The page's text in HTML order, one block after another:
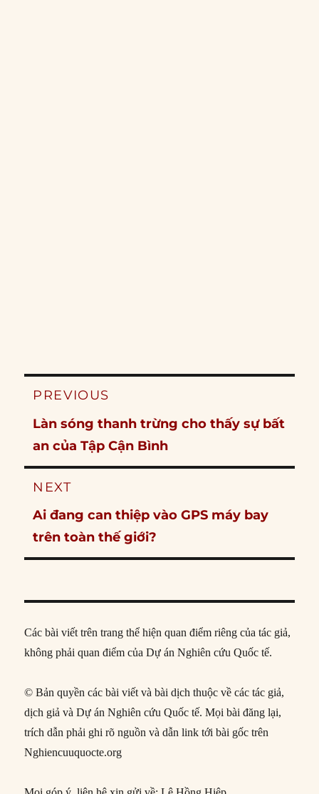
Post
PREVIOUS
Previous
post:
Làn sóng thanh trừng cho thấy sự bất
an của Tập Cận Bình
NEXT
Next
post:
Ai đang can thiệp vào GPS máy bay
trên toàn thế giới?
Các bài viết trên trang thể hiện quan điểm riêng của tác giả,
không phải quan điểm của Dự án Nghiên cứu Quốc tế.
© Bản quyền các bài viết và bài dịch thuộc về các tác giả,
dịch giả và Dự án Nghiên cứu Quốc tế. Mọi bài đăng lại,
trích dẫn phải ghi rõ nguồn và dẫn link tới bài gốc trên
Nghiencuuquocte.org